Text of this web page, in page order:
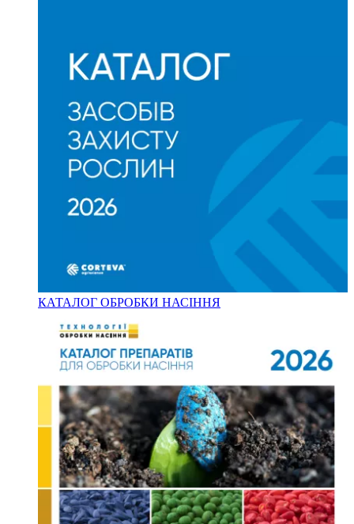
КАТАЛОГ ОБРОБКИ НАСІННЯ